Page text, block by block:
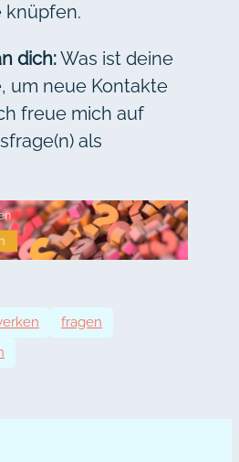
knüpfen.
dich:Was ist deine
um neue Kontakte
freue mich auf
als
fragen